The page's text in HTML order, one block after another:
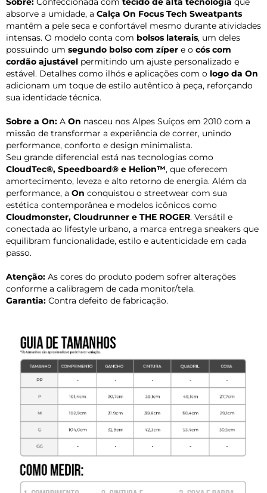
absorve a umidade, a Calça On Focus Tech Sweatpants
mantêm a pele seca e confortável mesmo durante atividades
intensas. O modelo conta com bolsos laterais, um deles
possuindo um segundo bolso com zíper e o cós com
cordão ajustável permitindo um ajuste personalizado e
estável. Detalhes como ilhós e aplicações com o logo da On
adicionam um toque de estilo autêntico à peça, reforçando
sua identidade técnica.
Sobre a On: A On nasceu nos Alpes Suíços em 2010 com a
missão de transformar a experiência de correr, unindo
performance, conforto e design minimalista.
Seu grande diferencial está nas tecnologias como
CloudTec®, Speedboard® e Helion™, que oferecem
amortecimento, leveza e alto retorno de energia. Além da
performance, a On conquistou o streetwear com sua
estética contemporânea e modelos icônicos como
Cloudmonster, Cloudrunner e THE ROGER. Versátil e
conectada ao lifestyle urbano, a marca entrega sneakers que
equilibram funcionalidade, estilo e autenticidade em cada
passo.
Atenção: As cores do produto podem sofrer alterações
conforme a calibragem de cada monitor/tela.
Garantia: Contra defeito de fabricação.